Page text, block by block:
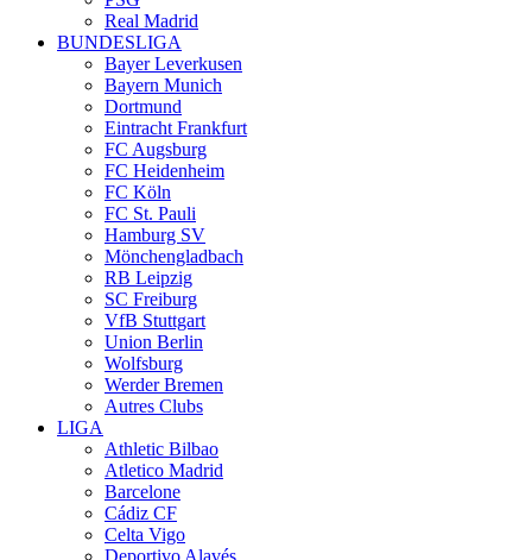
Real Madrid
BUNDESLIGA
Bayer Leverkusen
Bayern Munich
Dortmund
Eintracht Frankfurt
FC Augsburg
FC Heidenheim
FC Köln
FC St. Pauli
Hamburg SV
Mönchengladbach
RB Leipzig
SC Freiburg
VfB Stuttgart
Union Berlin
Wolfsburg
Werder Bremen
Autres Clubs
LIGA
Athletic Bilbao
Atletico Madrid
Barcelone
Cádiz CF
Celta Vigo
Deportivo Alavés